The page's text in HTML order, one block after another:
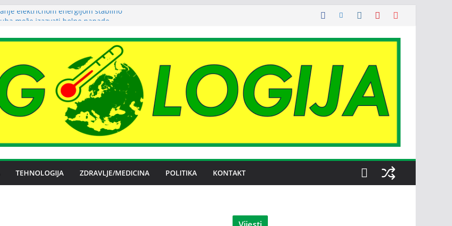
električnom energijom stabilno
Zenica: moguće donošenje odluke
spor RiTE Ugljevik i Elektrogospodarstva
Nove Željezare Zenica,
Vlade FBiH i vlasnika
TEHNOLOGIJA ZDRAVLJE/MEDICINA POLITIKA KONTAKT